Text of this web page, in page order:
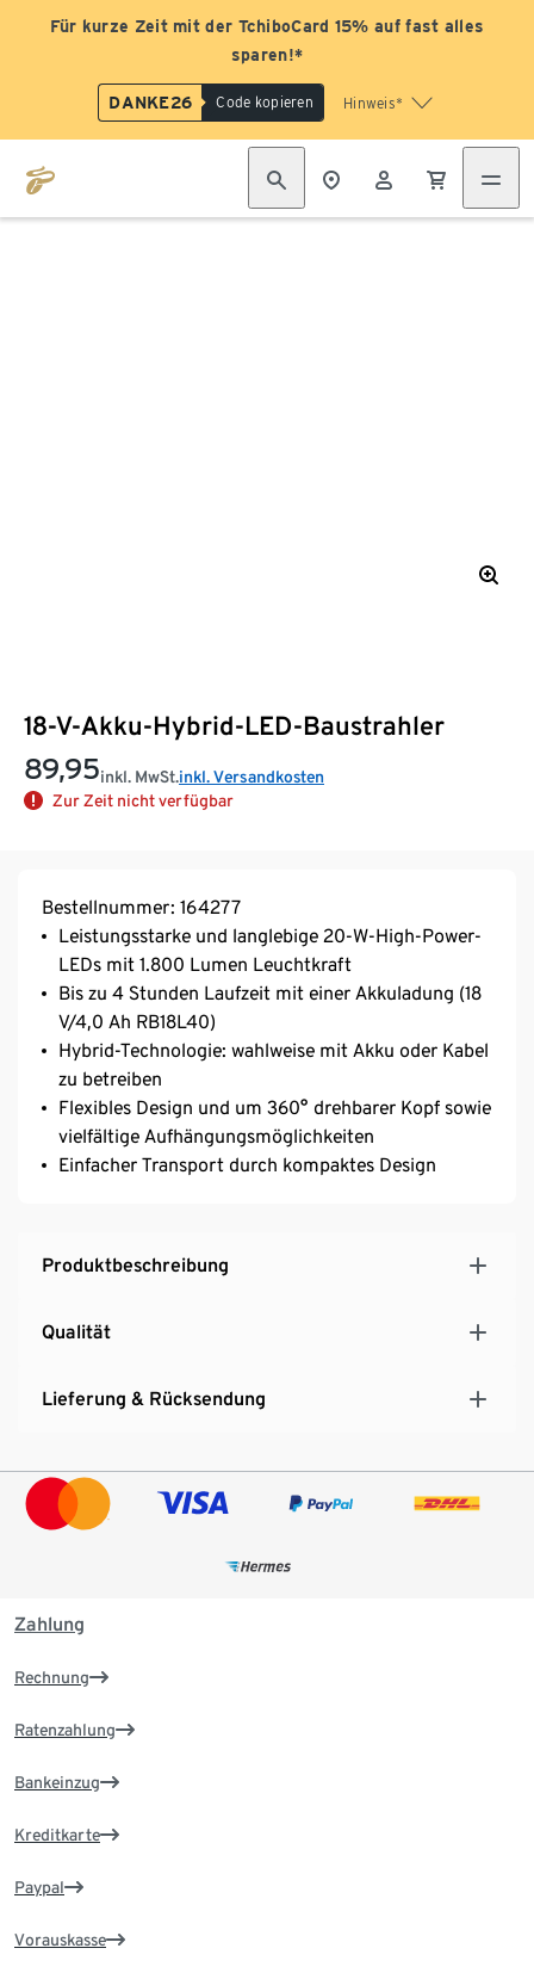
Für kurze Zeit mit der TchiboCard 15% auf fast alles
sparen!*
DANKE26 Code kopieren Hinweis*
18-V-Akku-Hybrid-LED-Baustrahler
89,95inkl. MwSt.inkl. Versandkosten
Zur Zeit nicht verfügbar
Bestellnummer: 164277
Leistungsstarke und langlebige 20-W-High-Power-
LEDs mit 1.800 Lumen Leuchtkraft
Bis zu 4 Stunden Laufzeit mit einer Akkuladung (18
V/4,0 Ah RB18L40)
Hybrid-Technologie: wahlweise mit Akku oder Kabel
zu betreiben
Flexibles Design und um 360° drehbarer Kopf sowie
vielfältige Aufhängungsmöglichkeiten
Einfacher Transport durch kompaktes Design
Produktbeschreibung
Qualität
Lieferung & Rücksendung
Zahlung
Rechnung
Ratenzahlung
Bankeinzug
Kreditkarte
Paypal
Vorauskasse